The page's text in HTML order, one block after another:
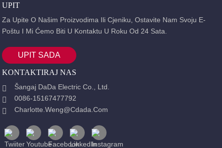
UPIT
Za Upite O Našim Proizvodima Ili Cjeniku, Ostavite Nam Svoju E-
Poštu I Mi Ćemo Biti U Kontaktu U Roku Od 24 Sata.
UPIT SADA
KONTAKTIRAJ NAS
Šangaj DaDa Electric Co., Ltd.
0086-15167477792
Charlotte.weng@cdada.com